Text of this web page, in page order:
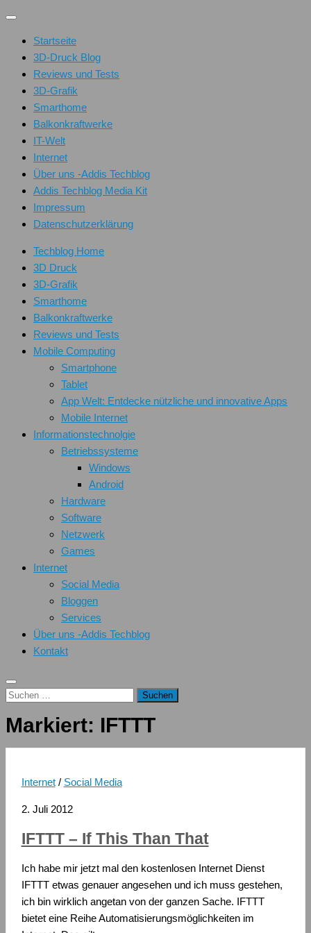
Unter
Inhalt
Startseite
3D-Druck Blog
Reviews und Tests
3D-Grafik
Smarthome
Balkonkraftwerke
IT-Welt
Internet
Über uns -Addis Techblog
Addis Techblog Media Kit
Impressum
Datenschutzerklärung
Techblog Home
3D Druck
3D-Grafik
Smarthome
Balkonkraftwerke
Reviews und Tests
Mobile Computing
Smartphone
Tablet
App Welt: Entdecke nützliche und innovative Apps
Mobile Internet
Informationstechnolgie
Betriebssysteme
Windows
Android
Hardware
Software
Netzwerk
Games
Internet
Social Media
Bloggen
Services
Über uns -Addis Techblog
Kontakt
Suchen
Markiert: IFTTT
Internet/ Social Media
2. Juli 2012
IFTTT – If This Than That
Ich habe mir jetzt mal den kostenlosen Internet Dienst
IFTTT etwas genauer angesehen und ich muss gestehen,
ich bin wirklich angetan von der ganzen Sache. IFTTT
bietet eine Reihe Automatisierungsmöglichkeiten im